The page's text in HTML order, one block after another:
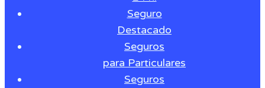
Seguro
Destacado
Seguros
para Particulares
Seguros